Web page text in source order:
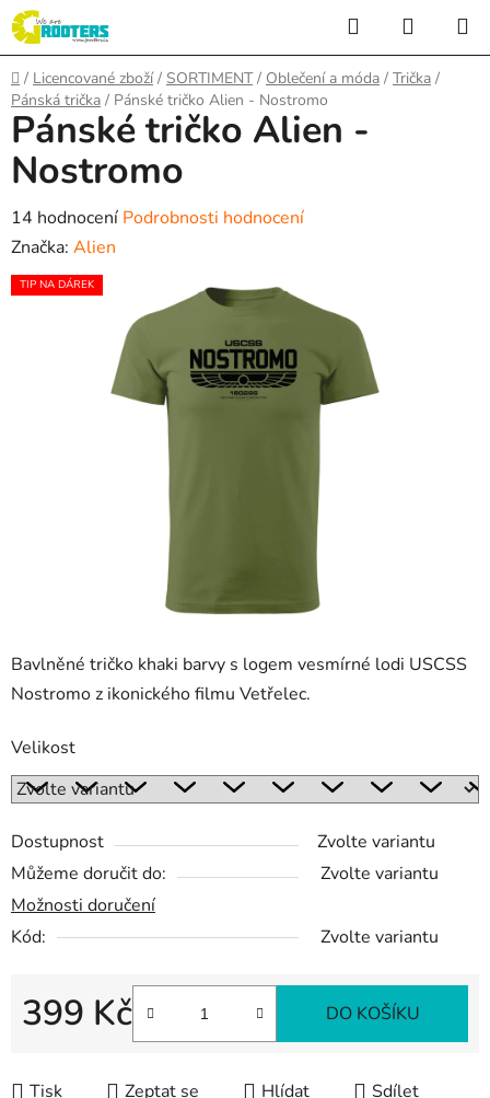
Přejít
na
obsah
Hledat
KOŠÍK
Domů
/ Licencované zboží / SORTIMENT / Oblečení a móda / Trička /
Pánská trička / Pánské tričko Alien - Nostromo
Bavlněné tričko khaki barvy s logem vesmírné lodi USCSS
Nostromo z ikonického filmu Vetřelec.
Velikost
Dostupnost
Zvolte variantu
Můžeme doručit do:
Zvolte variantu
Možnosti doručení
Kód:
Zvolte variantu
399 Kč DO KOŠÍKU
Tisk Zeptat se Hlídat Sdílet
Pánské tričko Alien -
Nostromo
Průměrné
hodnocení
produktu
14 hodnocení Podrobnosti hodnocení
Značka: Alien
TIP NA DÁREK